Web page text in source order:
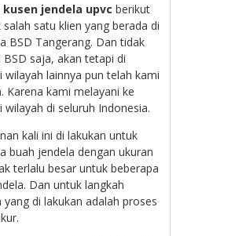
kusen jendela upvc berikut
salah satu klien yang berada di
BSD Tangerang. Dan tidak
BSD saja, akan tetapi di
wilayah lainnya pun telah kami
Karena kami melayani ke
wilayah di seluruh Indonesia.
kali ini di lakukan untuk
buah jendela dengan ukuran
terlalu besar untuk beberapa
Dan untuk langkah
yang di lakukan adalah proses